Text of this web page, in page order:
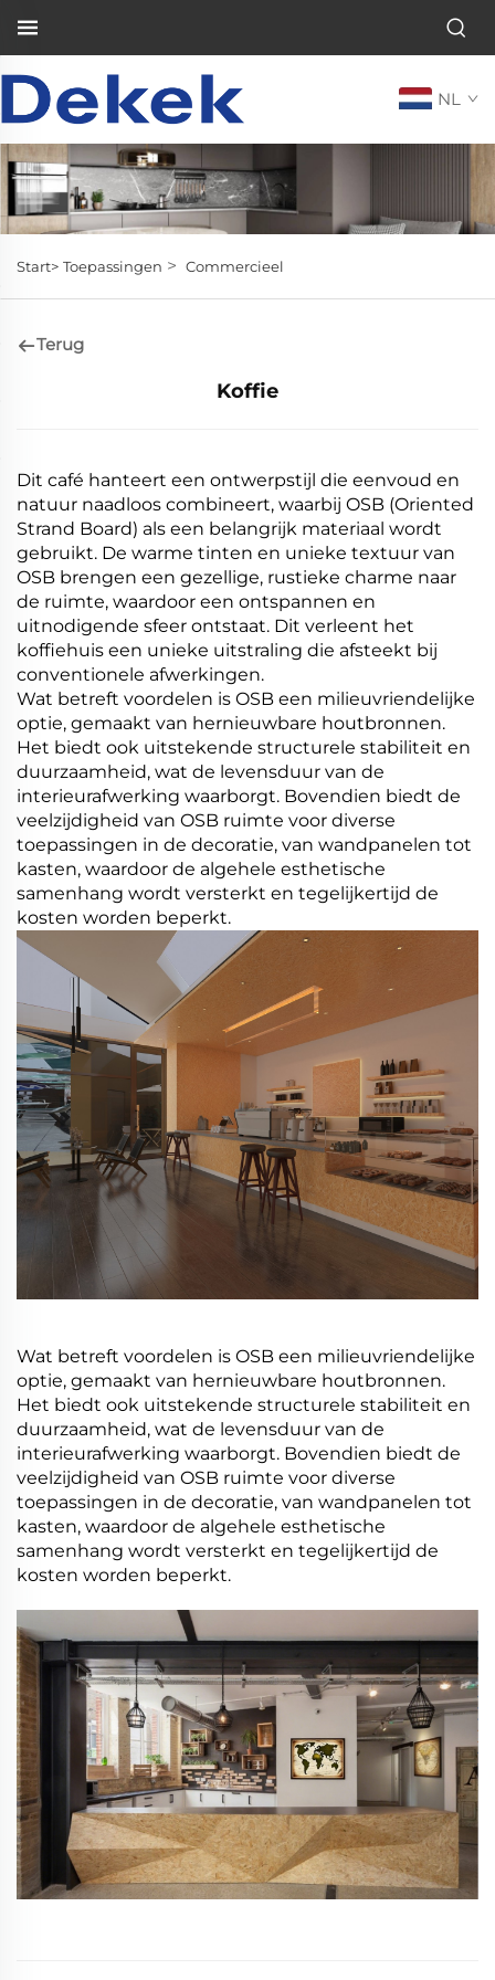
NL
Start> Toepassingen > Commercieel
Terug
Koffie
Dit café hanteert een ontwerpstijl die eenvoud en
natuur naadloos combineert, waarbij OSB (Oriented
Strand Board) als een belangrijk materiaal wordt
gebruikt. De warme tinten en unieke textuur van
OSB brengen een gezellige, rustieke charme naar
de ruimte, waardoor een ontspannen en
uitnodigende sfeer ontstaat. Dit verleent het
koffiehuis een unieke uitstraling die afsteekt bij
conventionele afwerkingen.
Wat betreft voordelen is OSB een milieuvriendelijke
optie, gemaakt van hernieuwbare houtbronnen.
Het biedt ook uitstekende structurele stabiliteit en
duurzaamheid, wat de levensduur van de
interieurafwerking waarborgt. Bovendien biedt de
veelzijdigheid van OSB ruimte voor diverse
toepassingen in de decoratie, van wandpanelen tot
kasten, waardoor de algehele esthetische
samenhang wordt versterkt en tegelijkertijd de
kosten worden beperkt.
Wat betreft voordelen is OSB een milieuvriendelijke
optie, gemaakt van hernieuwbare houtbronnen.
Het biedt ook uitstekende structurele stabiliteit en
duurzaamheid, wat de levensduur van de
interieurafwerking waarborgt. Bovendien biedt de
veelzijdigheid van OSB ruimte voor diverse
toepassingen in de decoratie, van wandpanelen tot
kasten, waardoor de algehele esthetische
samenhang wordt versterkt en tegelijkertijd de
kosten worden beperkt.